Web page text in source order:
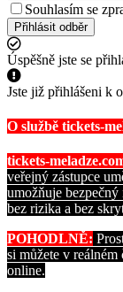
Souhlasím se
Přihlásit odběr
Úspěšně jste se
Jste již přihlášeni k
O službě tickets-
tickets-
veřejný zástupce
umožňuje
bez rizika a bez
POHODLNĚ:
si můžete v reálném
online.